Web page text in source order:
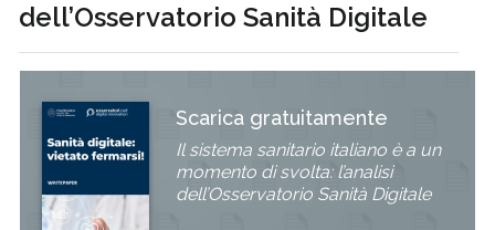
dell’Osservatorio Sanità Digitale
Scarica gratuitamente
Il sistema sanitario italiano è a un
momento di svolta: l’analisi
dell’Osservatorio Sanità Digitale